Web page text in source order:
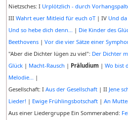
Nietzsches: I Urplötzlich - durch
III Wahrt euer Mitleid für euch oT| IV Und
Und so hebe dich denn... | Die Kinder des
Beethovens| Vor die vier Sätze einer
"Aber die Dichter lügen zu viel": Der Dichter
Glück| Macht-Rausch | Präludium| Wo bist
Melodie... |
Gesellschaft: I Aus der Gesellschaft| II Jene
Lieder! | Ewige Frühlingsbotschaft| An
Aus einer Liedergruppe Ein Sommerabend: